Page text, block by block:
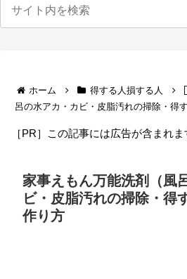
ホーム 得する人損する人
呂の水アカ・カビ・皮脂汚れの掃除・得
［PR］この記事には広告が含まれま
家事えもん万能洗剤（風
ビ・皮脂汚れの掃除・得
作り方